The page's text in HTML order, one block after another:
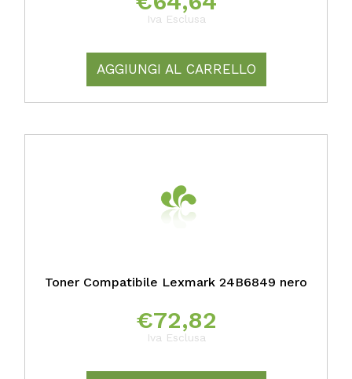
Iva Esclusa
AGGIUNGI AL CARRELLO
Toner Compatibile Lexmark 24B6849 nero
€72,82
Iva Esclusa